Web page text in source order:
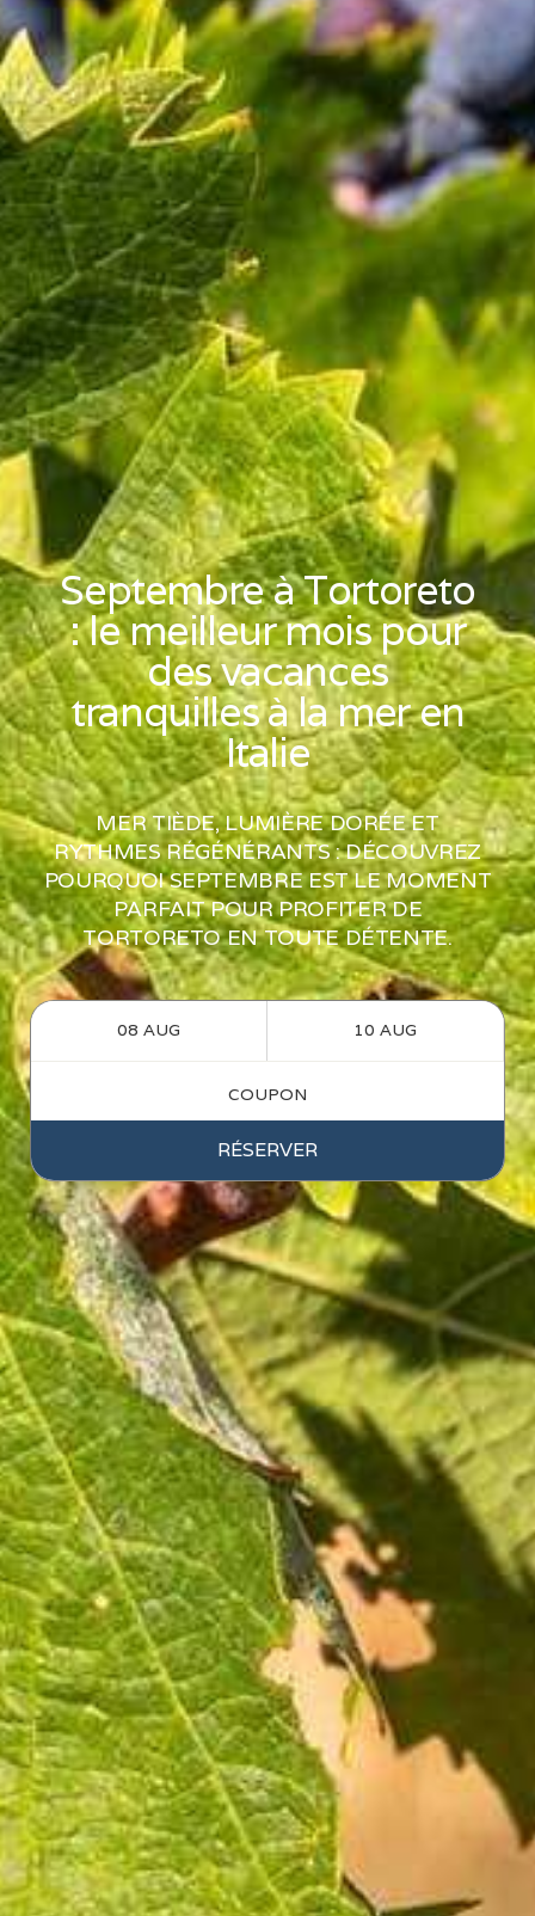
Septembre à Tortoreto
: le meilleur mois pour
des vacances
tranquilles à la mer en
Italie
MER TIÈDE, LUMIÈRE DORÉE ET
RYTHMES RÉGÉNÉRANTS : DÉCOUVREZ
POURQUOI SEPTEMBRE EST LE MOMENT
PARFAIT POUR PROFITER DE
TORTORETO EN TOUTE DÉTENTE.
RÉSERVER